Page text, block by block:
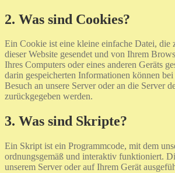
2. Was sind Cookies?
Ein Cookie ist eine kleine einfache Datei, die
dieser Website gesendet und von Ihrem
Ihres Computers oder eines anderen Geräts
darin gespeicherten Informationen können bei
Besuch an unsere Server oder an die Server
zurückgegeben werden.
3. Was sind Skripte?
Ein Skript ist ein Programmcode, mit dem
ordnungsgemäß und interaktiv funktioniert.
unserem Server oder auf Ihrem Gerät